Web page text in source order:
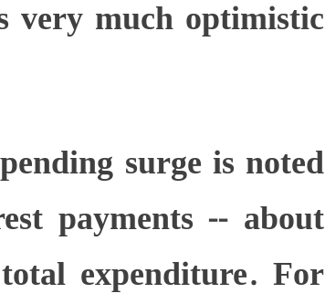
very much optimistic
surge is noted
payments -- about
expenditure. For